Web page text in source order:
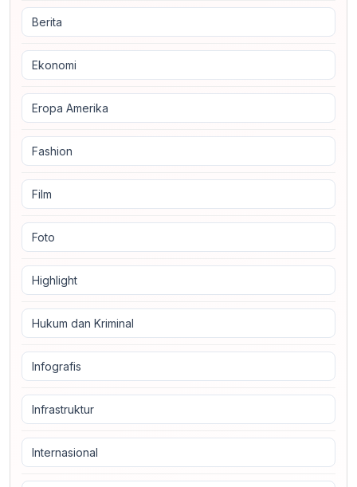
Berita
Ekonomi
Eropa Amerika
Fashion
Film
Foto
Highlight
Hukum dan Kriminal
Infografis
Infrastruktur
Internasional